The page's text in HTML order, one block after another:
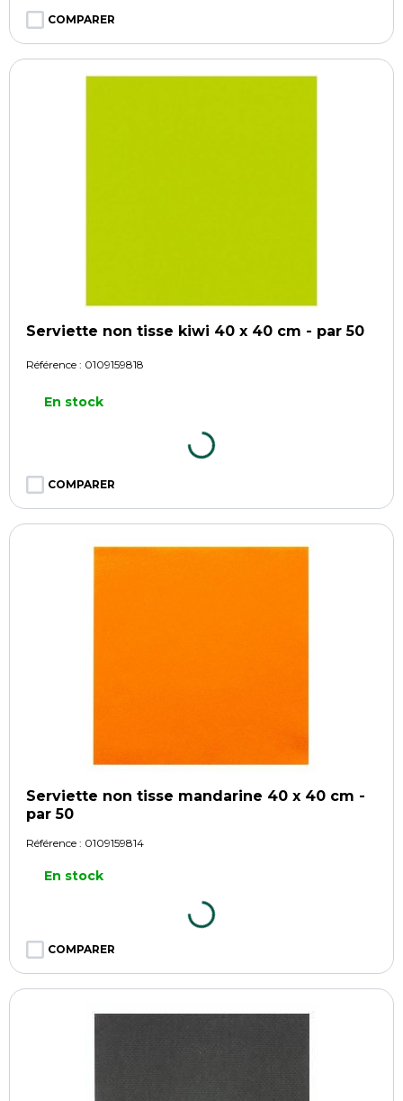
COMPARER
Serviette non tisse kiwi 40 x 40 cm - par 50
Référence : 0109159818
En stock
COMPARER
Serviette non tisse mandarine 40 x 40 cm -
par 50
Référence : 0109159814
En stock
COMPARER